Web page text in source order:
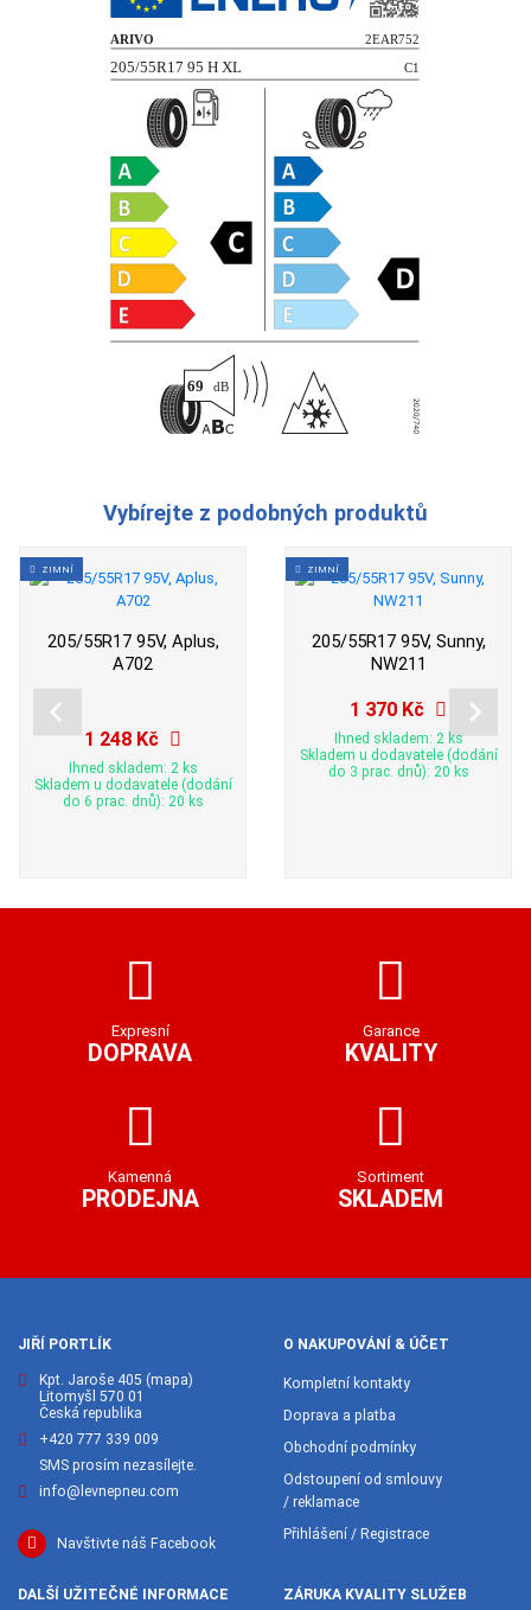
Vybírejte z podobných produktů
ZIMNÍ
205/55R17 95V, Aplus,
A702
1 248 Kč
Ihned skladem: 2 ks
Skladem u dodavatele (dodání
do 6 prac. dnů): 20 ks
ZIMNÍ
205/55R17 95V, Sunny,
NW211
1 370 Kč
Ihned skladem: 2 ks
Skladem u dodavatele (dodání
do 3 prac. dnů): 20 ks
Expresní
DOPRAVA
Garance
KVALITY
Kamenná
PRODEJNA
Sortiment
SKLADEM
JIŘÍ PORTLÍK
Kpt. Jaroše 405 (mapa)
Litomyšl 570 01
Česká republika
+420 777 339 009
SMS prosím nezasílejte.
info@levnepneu.com
Navštivte náš Facebook
O NAKUPOVÁNÍ & ÚČET
Kompletní kontakty
Doprava a platba
Obchodní podmínky
Odstoupení od smlouvy
/ reklamace
Přihlášení / Registrace
DALŠÍ UŽITEČNÉ INFORMACE ZÁRUKA KVALITY SLUŽEB